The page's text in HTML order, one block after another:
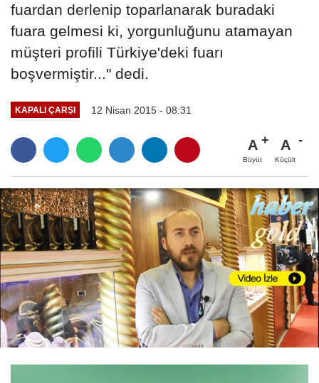
fuardan derlenip toparlanarak buradaki
fuara gelmesi ki, yorgunluğunu atamayan
müşteri profili Türkiye'deki fuarı
boşvermiştir..." dedi.
KAPALI ÇARŞI 12 Nisan 2015 - 08:31
A
Büyüt
A
Küçült